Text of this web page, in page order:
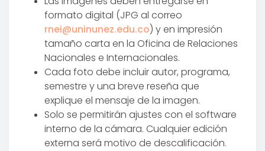
formato digital (JPG al correo
rnei@uninunez.edu.co) y en impresión
tamaño carta en la Oficina de Relaciones
Nacionales e Internacionales.
Cada foto debe incluir autor, programa,
semestre y una breve reseña que
explique el mensaje de la imagen.
Solo se permitirán ajustes con el software
interno de la cámara. Cualquier edición
externa será motivo de descalificación.